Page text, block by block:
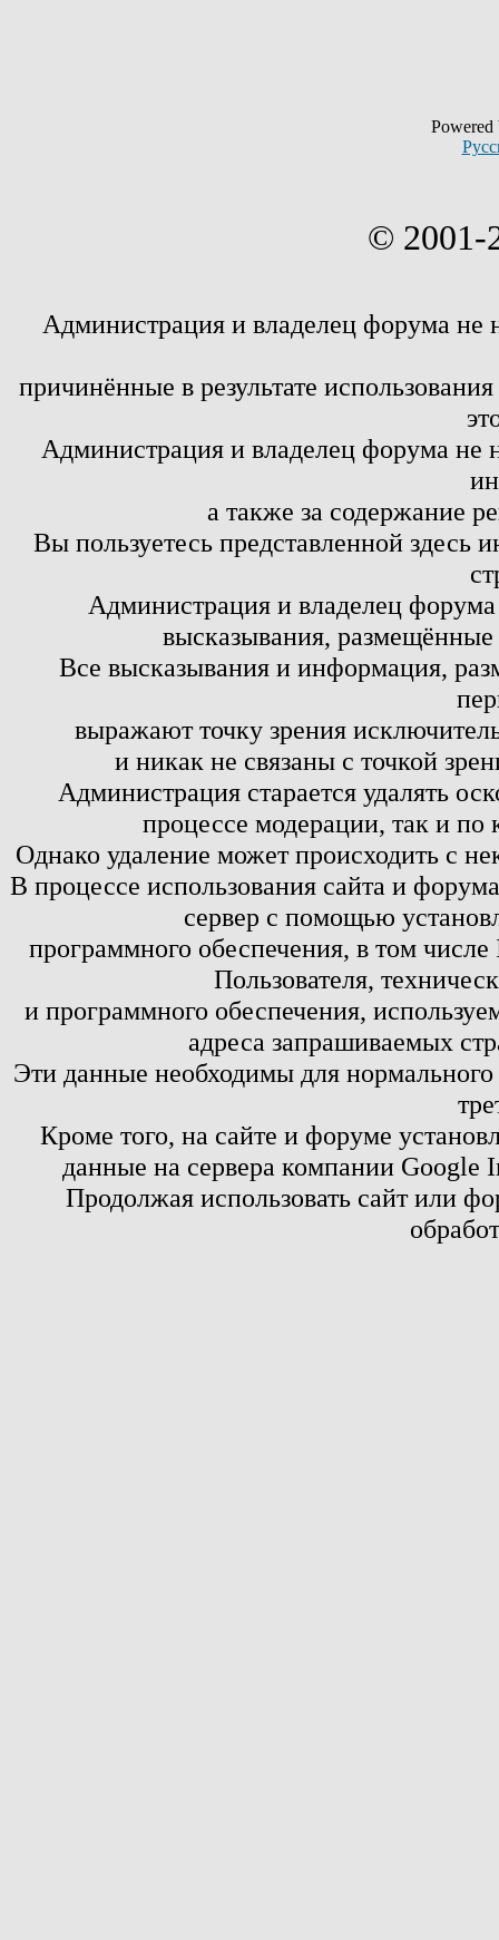
© 2001-
Администрация и владелец форума не
причинённые в результате
Администрация и владелец форума не
а также за содержание
Вы пользуетесь представленной здесь
Администрация и владелец
высказывания,
Все высказывания и информация,
выражают точку зрения
и никак не связаны с точкой
Администрация старается удалять
процессе модерации, так и по
Однако удаление может происходить с
В процессе использования сайта и
сервер с помощью
программного обеспечения, в том
Пользователя,
и программного обеспечения,
адреса запрашиваемых
Эти данные необходимы для
Кроме того, на сайте и форуме
данные на сервера компании
Продолжая использовать сайт или